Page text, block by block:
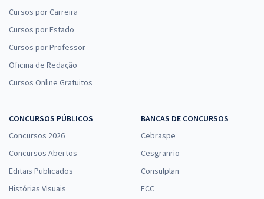
Cursos por Carreira
Cursos por Estado
Cursos por Professor
Oficina de Redação
Cursos Online Gratuitos
CONCURSOS PÚBLICOS
Concursos 2026
Concursos Abertos
Editais Publicados
Histórias Visuais
BANCAS DE CONCURSOS
Cebraspe
Cesgranrio
Consulplan
FCC